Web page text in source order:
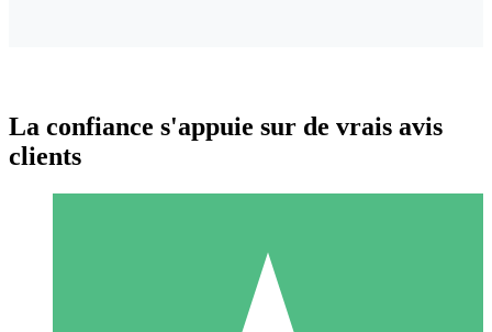
Packs de Crédits Individuels
La confiance s'appuie sur de vrais avis
clients